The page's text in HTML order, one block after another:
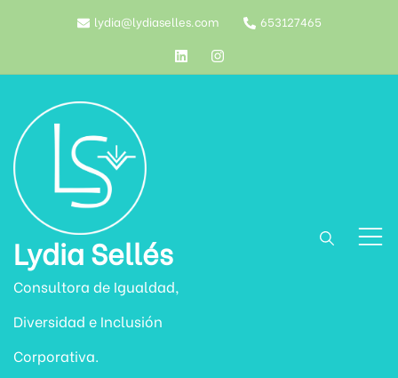
lydia@lydiaselles.com 653127465
Lydia Sellés
Consultora de Igualdad,
Diversidad e Inclusión
Corporativa.